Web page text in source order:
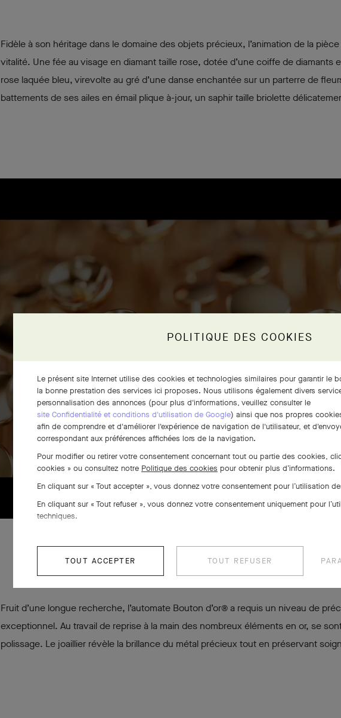
Fidèle à son héritage dans le domaine des objets précieux, l’animation de la
vitalité. Une fée au visage en diamant taille rose, dotée d’une coiffe de diamants
rose laquée bleu, virevolte au gré d’une danse enchantée sur un parterre de
battements de ses ailes en émail plique à-jour, un saphir taille briolette
Fruit d’une longue recherche, l’automate Bouton d’or® a requis un niveau de
exceptionnel. Au travail de reprise à la main des nombreux éléments en or, se
polissage. Le joaillier révèle la brillance du métal précieux tout en préservant
POLITIQUE DES COOKIES
Le présent site Internet utilise des cookies et technologies similaires pour garantir le
la bonne prestation des services ici proposes. Nous utilisons également divers
personnalisation des annonces (pour plus d'informations, veuillez consulter le
site Confidentialité et conditions d'utilisation de Google) ainsi que nos propres
afin de comprendre et d'améliorer l'expérience de navigation de l'utilisateur, et
correspondant aux préférences affichées lors de la navigation.
Pour modifier ou retirer votre consentement concernant tout ou partie des cookies,
cookies » ou consultez notre Politique des cookies pour obtenir plus d’informations.
En cliquant sur « Tout accepter », vous donnez votre consentement pour l’utilisation
En cliquant sur « Tout refuser », vous donnez votre consentement uniquement pour
techniques.
TOUT ACCEPTER TOUT REFUSER